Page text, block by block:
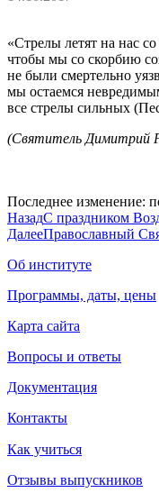
«Стрелы летят на нас
чтобы мы со скорбию
не были смертельно
мы остаемся
все стрелы сильных
(Святитель Димитрий
Последнее изменение:
НазадС праздником
ДалееПравославный
Об институте
Программы, даты, цены
Карта сайта
Вопросы и ответы
Документация
Контакты
Как учиться
Отзывы выпускников